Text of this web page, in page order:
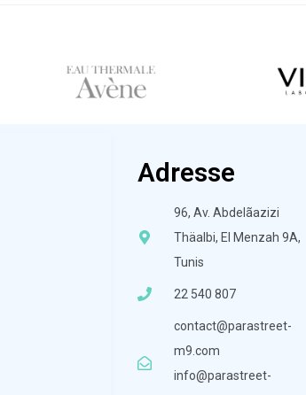
Adresse
96, Av. Abdelãazizi
Thäalbi, El Menzah 9A,
Tunis
22 540 807
contact@parastreet-
m9.com
info@parastreet-